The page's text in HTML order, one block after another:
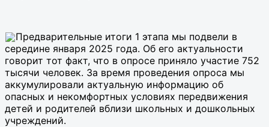
Предварительные итоги 1 этапа мы подвели в
середине января 2025 года. Об его актуальности
говорит тот факт, что в опросе приняло участие 752
тысячи человек. За время проведения опроса мы
аккумулировали актуальную информацию об
опасных и некомфортных условиях передвижения
детей и родителей вблизи школьных и дошкольных
учреждений.